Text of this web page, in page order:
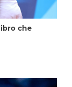
che